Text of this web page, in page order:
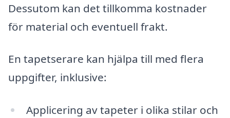
Dessutom kan det tillkomma kostnader
för material och eventuell frakt.
En tapetserare kan hjälpa till med flera
uppgifter, inklusive:
Applicering av tapeter i olika stilar och